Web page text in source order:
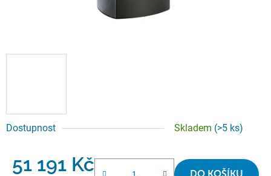
Dostupnost Skladem (>5 ks)
51 191 Kč DO KOŠÍKU